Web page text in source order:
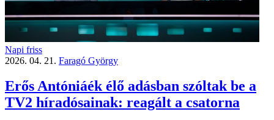
Napi friss
2026. 04. 21. Faragó György
Erős Antóniáék élő adásban szóltak be a
TV2 híradósainak: reagált a csatorna